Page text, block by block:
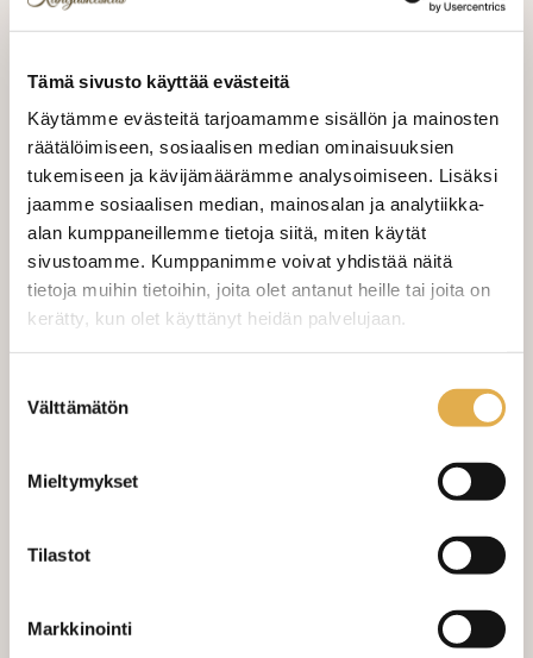
Tämä sivusto käyttää evästeitä
Käytämme evästeitä tarjoamamme sisällön ja mainosten
räätälöimiseen, sosiaalisen median ominaisuuksien
tukemiseen ja kävijämäärämme analysoimiseen. Lisäksi
jaamme sosiaalisen median, mainosalan ja analytiikka-
alan kumppaneillemme tietoja siitä, miten käytät
sivustoamme. Kumppanimme voivat yhdistää näitä
tietoja muihin tietoihin, joita olet antanut heille tai joita on
kerätty, kun olet käyttänyt heidän palvelujaan.
valinta
Välttämätön
Mieltymykset
Tilastot
Markkinointi
Tilaa näytepala kankaasta
Valitse mukaan ompelupalvelu
(sis. työn ja tarvikkeet)
VERHOJEN MÄÄRÄ:
Suoraverho leveys 150 cm + 22,00 €
+ 42,00 €
+ 28,00 €